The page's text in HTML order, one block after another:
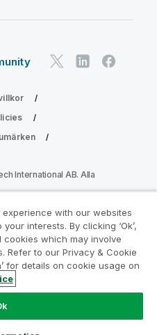
International AB. Alla
Analytics
med dina värdefulla
för
with our websites
interests. By clicking ‘Ok’,
which may involve
Refer to our Privacy & Cookie
for details on cookie usage on